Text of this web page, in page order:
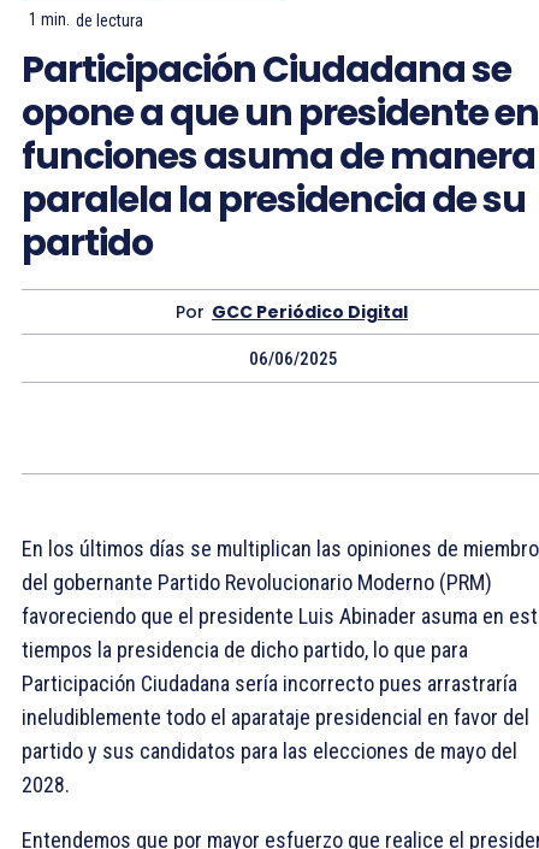
1 min. de lectura
Participación Ciudadana se
opone a que un presidente en
funciones asuma de manera
paralela la presidencia de su
partido
Por GCC Periódico Digital
06/06/2025
En los últimos días se multiplican las opiniones de
del gobernante Partido Revolucionario Moderno (PRM)
favoreciendo que el presidente Luis Abinader asuma en
tiempos la presidencia de dicho partido, lo que para
Participación Ciudadana sería incorrecto pues arrastraría
ineludiblemente todo el aparataje presidencial en favor del
partido y sus candidatos para las elecciones de mayo del
2028.
Entendemos que por mayor esfuerzo que realice el